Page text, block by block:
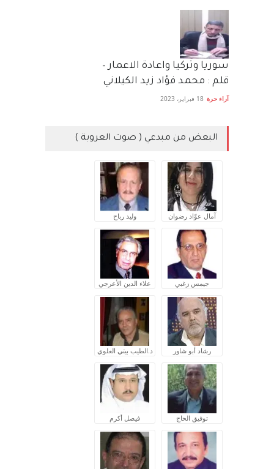
سوريا وتركيا واعادة الاعمار –
قلم : محمد فؤاد زيد الكيلاني
آراء حرة 18 فبراير، 2023
البعض من مبدعي ( صوت العروبة )
آمال عوّاد رضوان وليد رباح
جيمس زغبي علاء الدين الأعرجي
رشاد أبو شاور د.الطيب بيتي العلوي
توفيق الحاج فيصل أكرم